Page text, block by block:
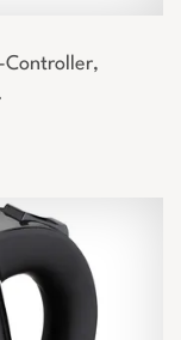
Controller,